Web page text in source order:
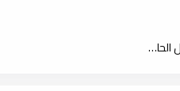
الأجوبة المفيدة عن أسئلة المناهج الجديدة لـ صالح الفوزان - تحقيق جمال الحارثى ، pdf